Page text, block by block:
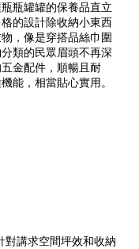
瓶罐罐的保養品直立
的設計除收納小東西
，像是穿搭品絲巾圍
類的民眾眉頭不再深
金配件，順暢且耐
能，相當貼心實用。
對講求空間坪效和收納